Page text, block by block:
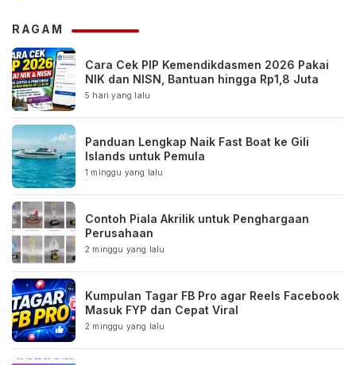
RAGAM
Cara Cek PIP Kemendikdasmen 2026 Pakai
NIK dan NISN, Bantuan hingga Rp1,8 Juta
5 hari yang lalu
Panduan Lengkap Naik Fast Boat ke Gili
Islands untuk Pemula
1 minggu yang lalu
Contoh Piala Akrilik untuk Penghargaan
Perusahaan
2 minggu yang lalu
Kumpulan Tagar FB Pro agar Reels Facebook
Masuk FYP dan Cepat Viral
2 minggu yang lalu